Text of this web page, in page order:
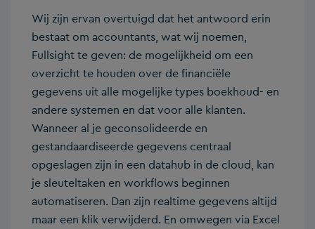
Wij zijn ervan overtuigd dat het antwoord erin
bestaat om accountants, wat wij noemen,
Fullsight te geven: de mogelijkheid om een
overzicht te houden over de financiële
gegevens uit alle mogelijke types boekhoud- en
andere systemen en dat voor alle klanten.
Wanneer al je geconsolideerde en
gestandaardiseerde gegevens centraal
opgeslagen zijn in een datahub in de cloud, kan
je sleuteltaken en workflows beginnen
automatiseren. Dan zijn realtime gegevens altijd
maar een klik verwijderd. En omwegen via Excel